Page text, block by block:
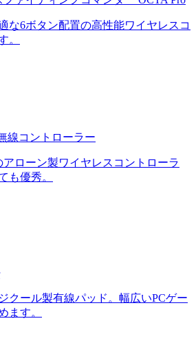
な6ボタン配置の高性能ワイヤレスコ
。
線コントローラー
アローン製ワイヤレスコントローラ
も優秀。
クール製有線パッド。幅広いPCゲー
ます。